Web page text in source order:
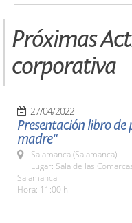
Próximas
corporativa
27/04/2022
Presentación libro de
madre"
Salamanca (Salamanca)
Lugar: Sala de las
Salamanca
Hora: 11:00 h.